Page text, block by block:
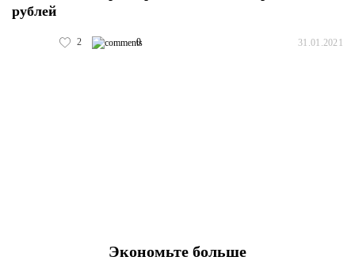
рублей
2 0 31.01.2021
Экономьте больше